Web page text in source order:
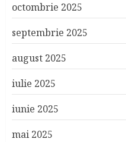
octombrie 2025
septembrie 2025
august 2025
iulie 2025
iunie 2025
mai 2025